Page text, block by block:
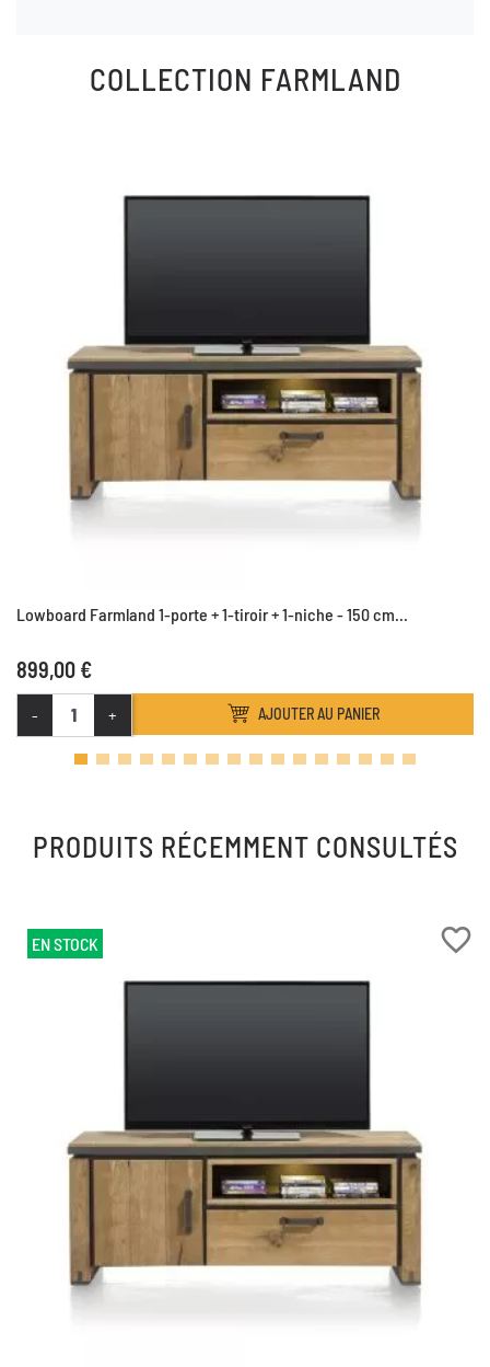
COLLECTION FARMLAND
Lowboard Farmland 1-porte + 1-tiroir + 1-niche - 150 cm...
899,00 €
- + AJOUTER AU PANIER
PRODUITS RÉCEMMENT CONSULTÉS
favorite_border
EN STOCK